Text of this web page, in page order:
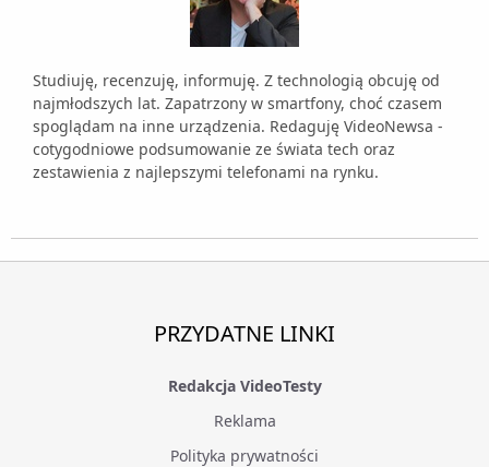
Studiuję, recenzuję, informuję. Z technologią obcuję od
najmłodszych lat. Zapatrzony w smartfony, choć czasem
spoglądam na inne urządzenia. Redaguję VideoNewsa -
cotygodniowe podsumowanie ze świata tech oraz
zestawienia z najlepszymi telefonami na rynku.
PRZYDATNE LINKI
Redakcja VideoTesty
Reklama
Polityka prywatności